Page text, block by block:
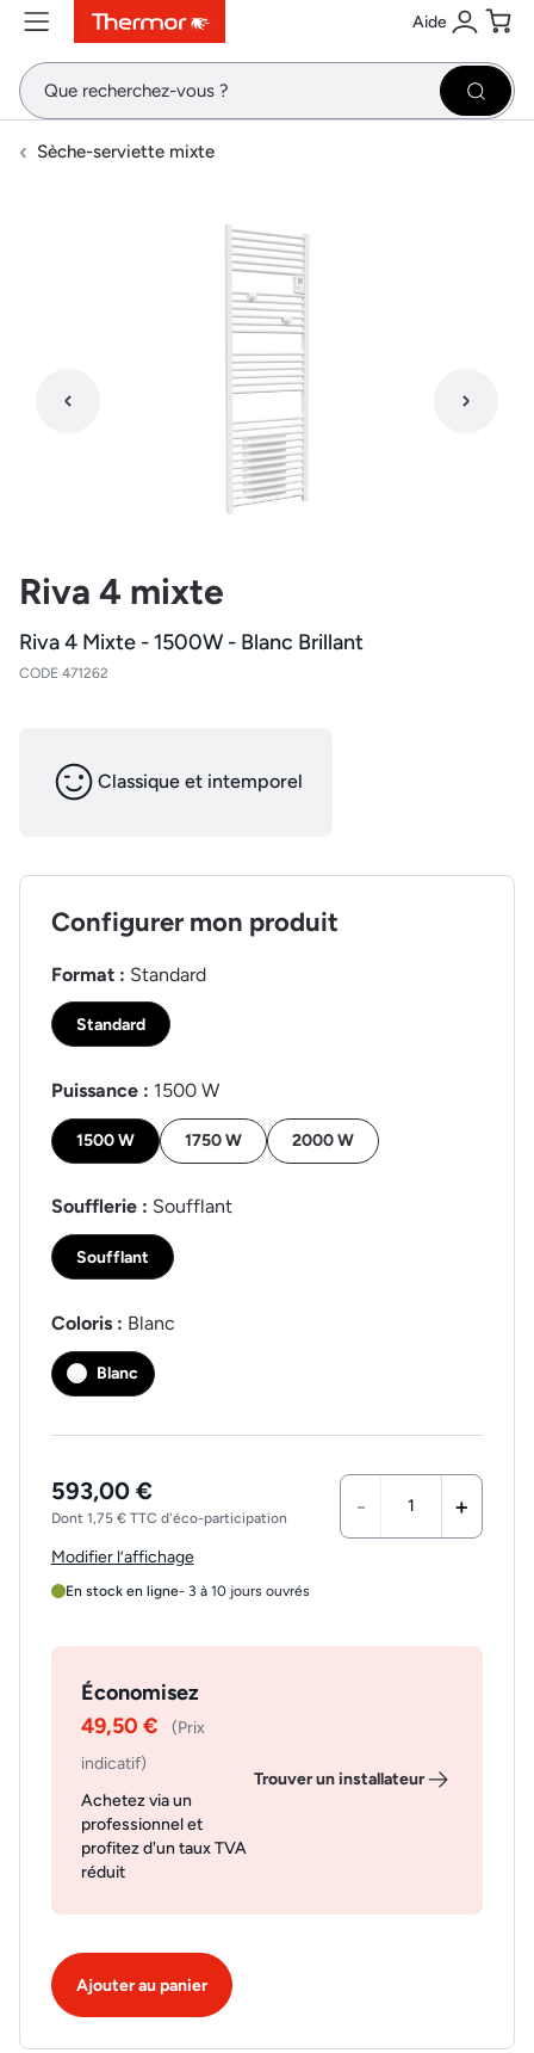
ContenuMenuRecherche Aide
Se
Sèche-serviette mixte
Riva 4 mixte
Riva 4 Mixte - 1500W - Blanc Brillant
CODE 471262
Classique et intemporel
Configurer mon produit
Format : Standard
Standard
Puissance : 1500 W
1500 W 1750 W 2000 W
Soufflerie : Soufflant
Soufflant
Coloris : Blanc
Blanc
593,00 €
Dont 1,75 € TTC d'éco-participation - +
Modifier l’affichage
En stock en ligne- 3 à 10 jours ouvrés
Économisez
49,50 €
(Prix
indicatif)
Achetez via un
professionnel et
profitez d'un taux TVA
réduit
Trouver un installateur
Ajouter au panier